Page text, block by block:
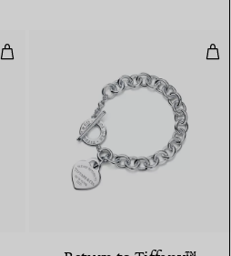
Doppelherz-Anhänger in Silber,